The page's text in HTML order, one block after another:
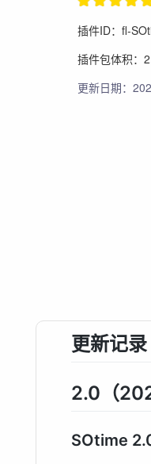
插件ID：fl-
插件包体积：
更新日期：
更新记录
2.0（
SOtime